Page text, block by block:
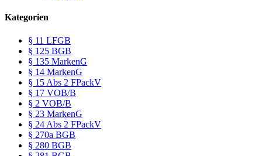
Kategorien
§ 11 LFGB
§ 125 BGB
§ 135 MarkenG
§ 14 MarkenG
§ 15 Abs 2 FPackV
§ 17 VOB/B
§ 2 VOB/B
§ 23 MarkenG
§ 24 Abs 2 FPackV
§ 270a BGB
§ 280 BGB